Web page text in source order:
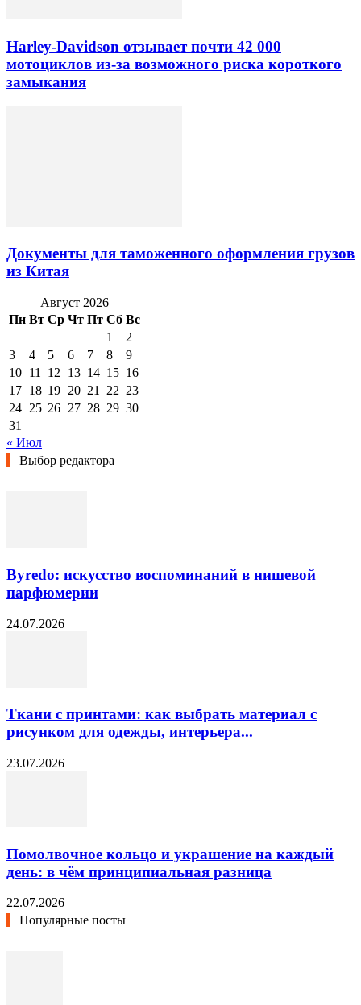
Harley-Davidson отзывает почти 42 000
мотоциклов из-за возможного риска короткого
замыкания
Документы для таможенного оформления грузов
из Китая
Август 2026
Пн Вт Ср Чт Пт Сб Вс
1
2
3
4 5 6 7 8
9
10 11 12 13 14 15 16
17 18 19 20 21 22 23
24 25 26 27 28 29 30
31
« Июл
Выбор редактора
Byredo: искусство воспоминаний в нишевой
парфюмерии
24.07.2026
Ткани с принтами: как выбрать материал с
рисунком для одежды, интерьера...
23.07.2026
Помолвочное кольцо и украшение на каждый
день: в чём принципиальная разница
22.07.2026
Популярные посты